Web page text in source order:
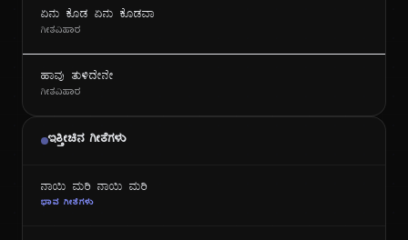
ಏನು ಕೊಡ ಏನು ಕೊಡವಾ
ಗೀತವಿಹಾರ
ಹಾವು ತುಳಿದೇನೇ
ಗೀತವಿಹಾರ
ಇತ್ತೀಚಿನ ಗೀತೆಗಳು
ನಾಯಿ ಮರಿ ನಾಯಿ ಮರಿ
ಭಾವ ಗೀತೆಗಳು